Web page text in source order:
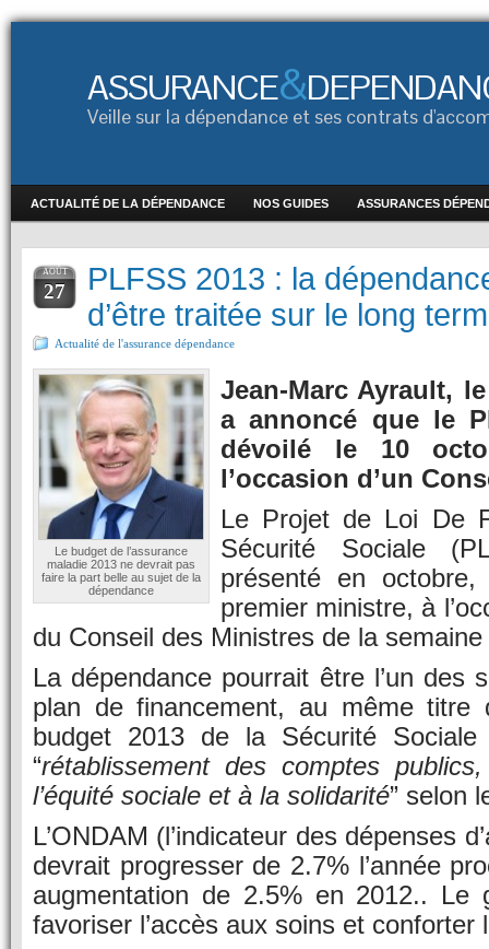
ASSURANCE&
Veille sur la dépendance et ses contrats
ACTUALITÉ DE LA DÉPENDANCE NOS GUIDES ASSURANCES
AOÛT
27
PLFSS 2013 : la
d’être traitée sur le long
Actualité de l'assurance dépendance
Le budget de l’assurance
maladie 2013 ne devrait pas
faire la part belle au sujet de la
dépendance
Jean-Marc Ayrault,
a annoncé que le
dévoilé le 10
l’occasion d’un
Le Projet de Loi De
Sécurité Sociale
présenté en octobre,
premier ministre, à
du Conseil des Ministres de la
La dépendance pourrait être l’un des
plan de financement, au même titre
budget 2013 de la Sécurité
“rétablissement des comptes
l’équité sociale et à la solidarité” selon
L’ONDAM (l’indicateur des dépenses
devrait progresser de 2.7% l’année
augmentation de 2.5% en 2012.. Le
favoriser l’accès aux soins et conforter